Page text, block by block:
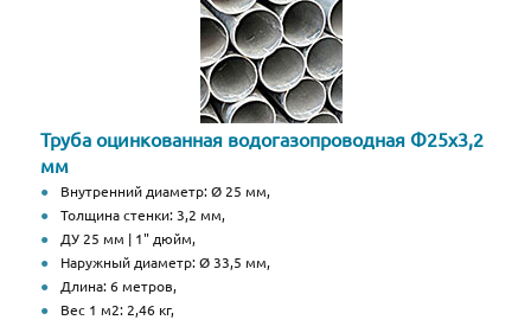
Труба оцинкованная водогазопроводная Ф25х3,2
мм
Внутренний диаметр: Ø 25 мм,
Толщина стенки: 3,2 мм,
ДУ 25 мм | 1" дюйм,
Наружный диаметр: Ø 33,5 мм,
Длина: 6 метров,
Вес 1 м2: 2,46 кг,